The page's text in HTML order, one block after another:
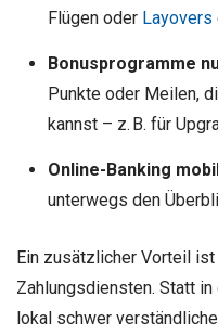
Flügen oder Layovers
Bonusprogramme
Punkte oder Meilen,
kannst – z. B. für
Online-Banking
unterwegs den
Ein zusätzlicher Vorteil
Zahlungsdiensten. Statt
lokal schwer